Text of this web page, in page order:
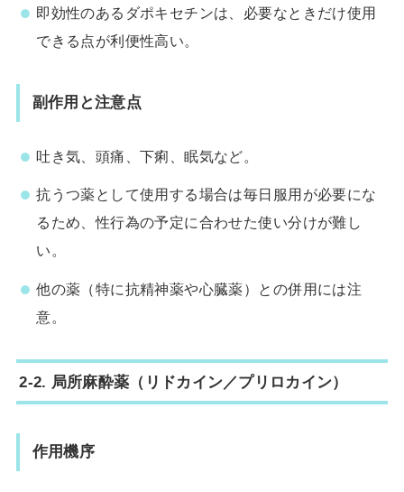
即効性のあるダポキセチンは、必要なときだけ使用
できる点が利便性高い。
副作用と注意点
吐き気、頭痛、下痢、眠気など。
抗うつ薬として使用する場合は毎日服用が必要にな
るため、性行為の予定に合わせた使い分けが難し
い。
他の薬（特に抗精神薬や心臓薬）との併用には注
意。
2-2. 局所麻酔薬（リドカイン／プリロカイン）
作用機序